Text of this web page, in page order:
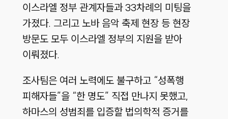
이스라엘 정부 관계자들과 33차례의 미팅을
가졌다. 그리고 노바 음악 축제 현장 등 현장
방문도 모두 이스라엘 정부의 지원을 받아
이뤄졌다.
조사팀은 여러 노력에도 불구하고 “성폭행
피해자들”을 “한 명도” 직접 만나지 못했고,
하마스의 성범죄를 입증할 법의학적 증거를